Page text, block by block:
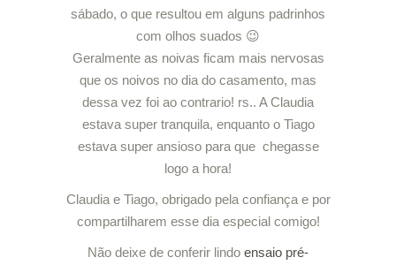
sábado, o que resultou em alguns padrinhos
com olhos suados 😉
Geralmente as noivas ficam mais nervosas
que os noivos no dia do casamento, mas
dessa vez foi ao contrario! rs.. A Claudia
estava super tranquila, enquanto o Tiago
estava super ansioso para que chegasse
logo a hora!
Claudia e Tiago, obrigado pela confiança e por
compartilharem esse dia especial comigo!
Não deixe de conferir lindo ensaio pré-